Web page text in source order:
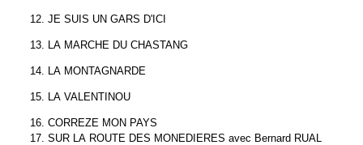
12. JE SUIS UN GARS D'ICI
13. LA MARCHE DU CHASTANG
14. LA MONTAGNARDE
15. LA VALENTINOU
16. CORREZE MON PAYS
17. SUR LA ROUTE DES MONEDIERES avec Bernard RUAL